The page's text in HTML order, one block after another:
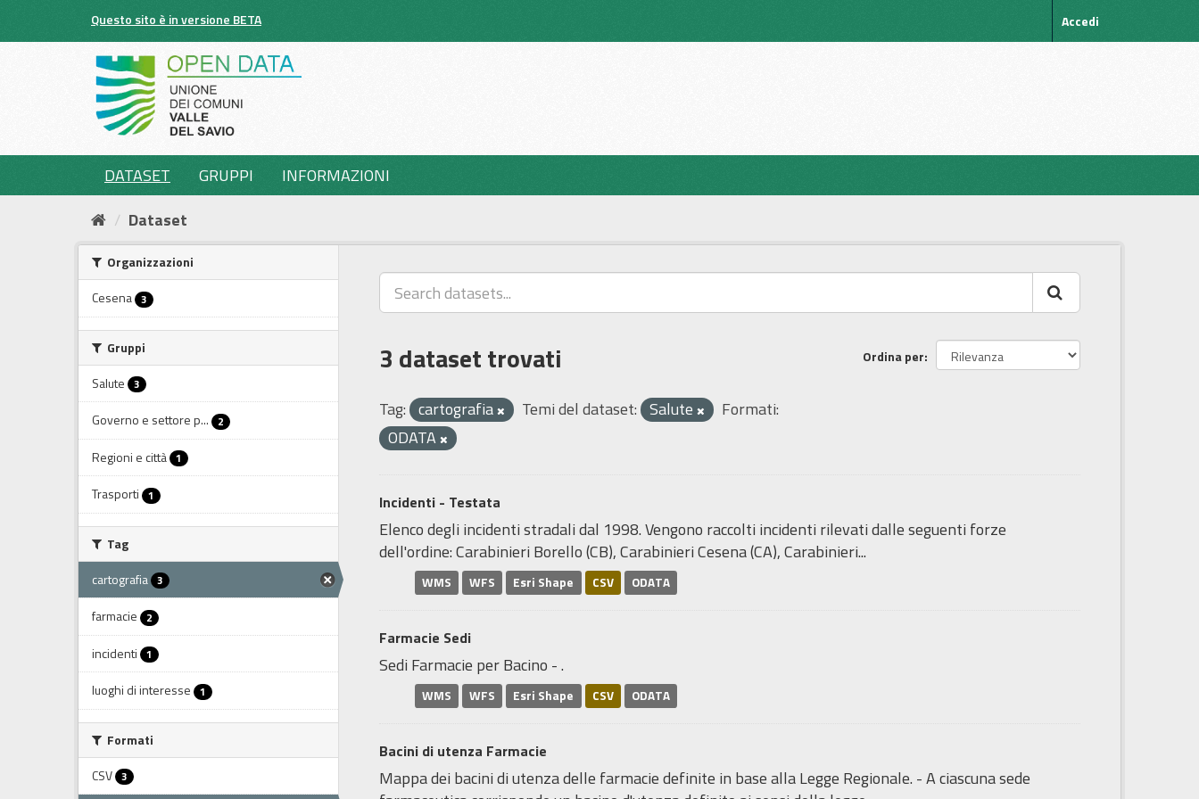
Questo sito è in versione BETA Accedi
DATASET GRUPPI
INFORMAZIONI
Dataset
Organizzazioni
Cesena 3
Gruppi
Salute 3
Governo e settore p... 2
Regioni e città 1
Trasporti 1
Tag
cartografia 3
farmacie 2
incidenti 1
luoghi di interesse 1
Formati
CSV 3
Ordina per
3 dataset trovati
Tag: cartografia Temi del dataset: Salute
Formati:
ODATA
Incidenti - Testata
Elenco degli incidenti stradali dal 1998. Vengono raccolti incidenti rilevati dalle seguenti forze
dell'ordine: Carabinieri Borello (CB), Carabinieri Cesena (CA), Carabinieri...
WMS WFS Esri Shape CSV ODATA
Farmacie Sedi
Sedi Farmacie per Bacino - .
WMS WFS Esri Shape CSV ODATA
Bacini di utenza Farmacie
Mappa dei bacini di utenza delle farmacie definite in base alla Legge Regionale. - A ciascuna sede